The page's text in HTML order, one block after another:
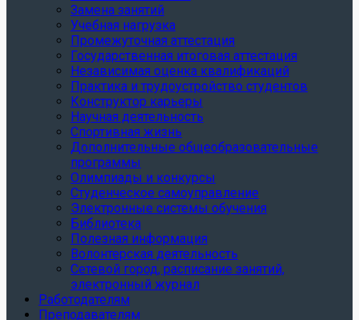
Замена занятий
Учебная нагрузка
Промежуточная аттестация
Государственная итоговая аттестация
Независимая оценка квалификаций
Практика и трудоустройство студентов
Конструктор карьеры
Научная деятельность
Спортивная жизнь
Дополнительные общеобразовательные
программы
Олимпиады и конкурсы
Студенческое самоуправление
Электронные системы обучения
Библиотека
Полезная информация
Волонтерская деятельность
Сетевой город, расписание занятий,
электронный журнал
Работодателям
Преподавателям